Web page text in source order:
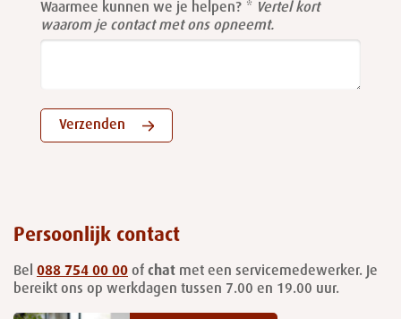
Waarmee kunnen we je helpen?
Vertel kort
waarom je contact met ons opneemt.
Verzenden
Persoonlijk contact
Bel 088 754 00 00 of chat met een servicemedewerker. Je
bereikt ons op werkdagen tussen 7.00 en 19.00 uur.